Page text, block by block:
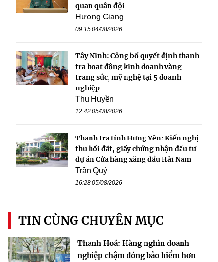
quan quân đội
Hương Giang
09:15 04/08/2026
Tây Ninh: Công bố quyết định thanh
tra hoạt động kinh doanh vàng
trang sức, mỹ nghệ tại 5 doanh
nghiệp
Thu Huyền
12:42 05/08/2026
Thanh tra tỉnh Hưng Yên: Kiến nghị
thu hồi đất, giấy chứng nhận đầu tư
dự án Cửa hàng xăng dầu Hải Nam
Trần Quý
16:28 05/08/2026
TIN CÙNG CHUYÊN MỤC
Thanh Hoá: Hàng nghìn doanh
nghiệp chậm đóng bảo hiểm hơn